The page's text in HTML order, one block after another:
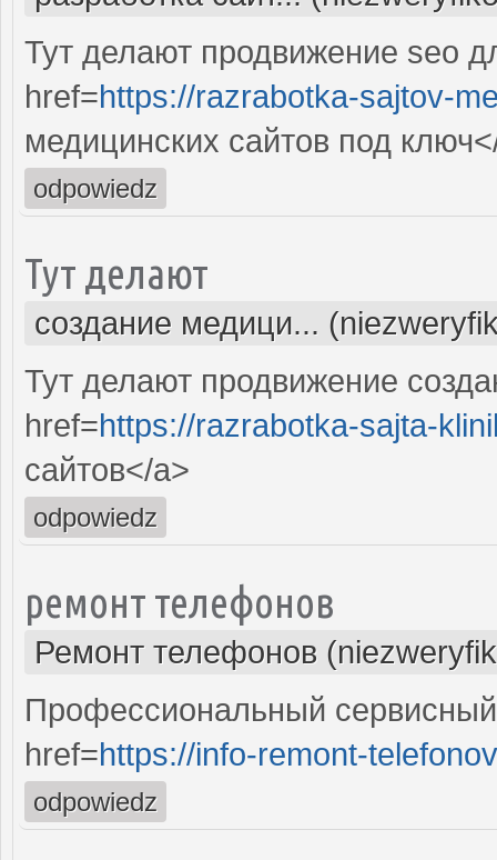
Тут делают продвижение seo
href=https://razrabotka-sajtov-
медицинских сайтов под
odpowiedz
Тут делают
создание медици...
Тут делают продвижение
href=https://razrabotka-sajta-
сайтов</a>
odpowiedz
ремонт телефонов
Ремонт телефонов
Профессиональный
href=https://info-remont-
odpowiedz